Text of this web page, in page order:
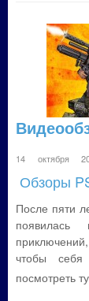
14 октября
Обзоры
После пяти
чтобы
посмотреть